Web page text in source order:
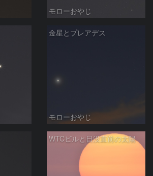
モローおやじ
金星とプレアデス
モローおやじ
WTCビルと日没直前の太陽